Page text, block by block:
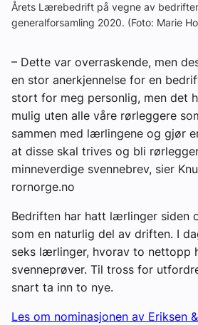
Kontakt oss
eBlad
Årets Lærebedrift på vegne av
generalforsamling 2020. (Foto: Marie
– Dette var overraskende, men
en stor anerkjennelse for en
stort for meg personlig, men det
mulig uten alle våre rørleggere
sammen med lærlingene og gjør
at disse skal trives og bli
minneverdige svennebrev, sier
rornorge.no
Bedriften har hatt lærlinger siden
som en naturlig del av driften. I
seks lærlinger, hvorav to nettopp
svenneprøver. Til tross for
snart ta inn to nye.
Les om nominasjonen av Eriksen